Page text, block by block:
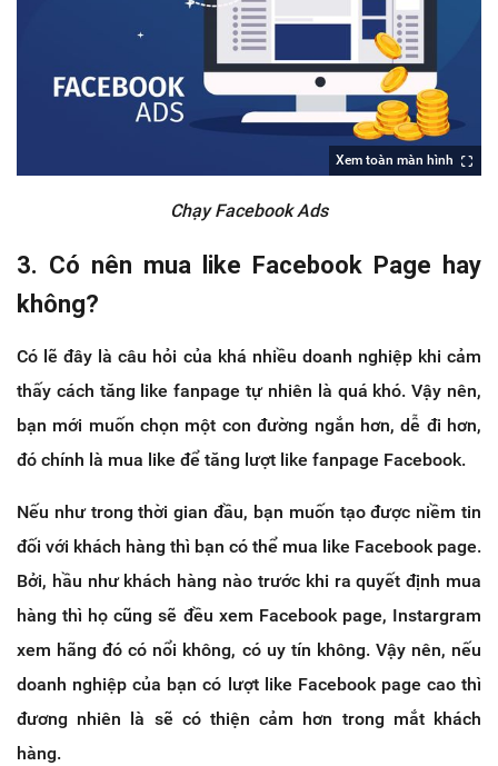
Xem toàn màn hình
Chạy Facebook Ads
3. Có nên mua like Facebook Page hay
không?
Có lẽ đây là câu hỏi của khá nhiều doanh nghiệp khi cảm
thấy cách tăng like fanpage tự nhiên là quá khó. Vậy nên,
bạn mới muốn chọn một con đường ngắn hơn, dễ đi hơn,
đó chính là mua like để tăng lượt like fanpage Facebook.
Nếu như trong thời gian đầu, bạn muốn tạo được niềm tin
đối với khách hàng thì bạn có thể mua like Facebook page.
Bởi, hầu như khách hàng nào trước khi ra quyết định mua
hàng thì họ cũng sẽ đều xem Facebook page, Instargram
xem hãng đó có nổi không, có uy tín không. Vậy nên, nếu
doanh nghiệp của bạn có lượt like Facebook page cao thì
đương nhiên là sẽ có thiện cảm hơn trong mắt khách
hàng.